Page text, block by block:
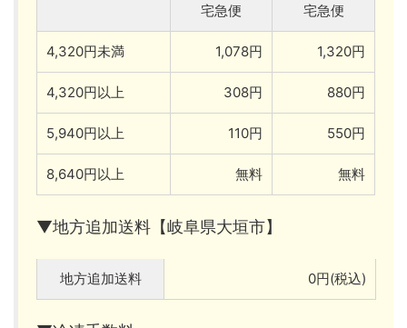
宅急便
宅急便
4,320円未満 1,078円 1,320円
4,320円以上 308円 880円
5,940円以上 110円 550円
8,640円以上 無料 無料
▼地方追加送料【岐阜県大垣市】
地方追加送料 0円(税込)